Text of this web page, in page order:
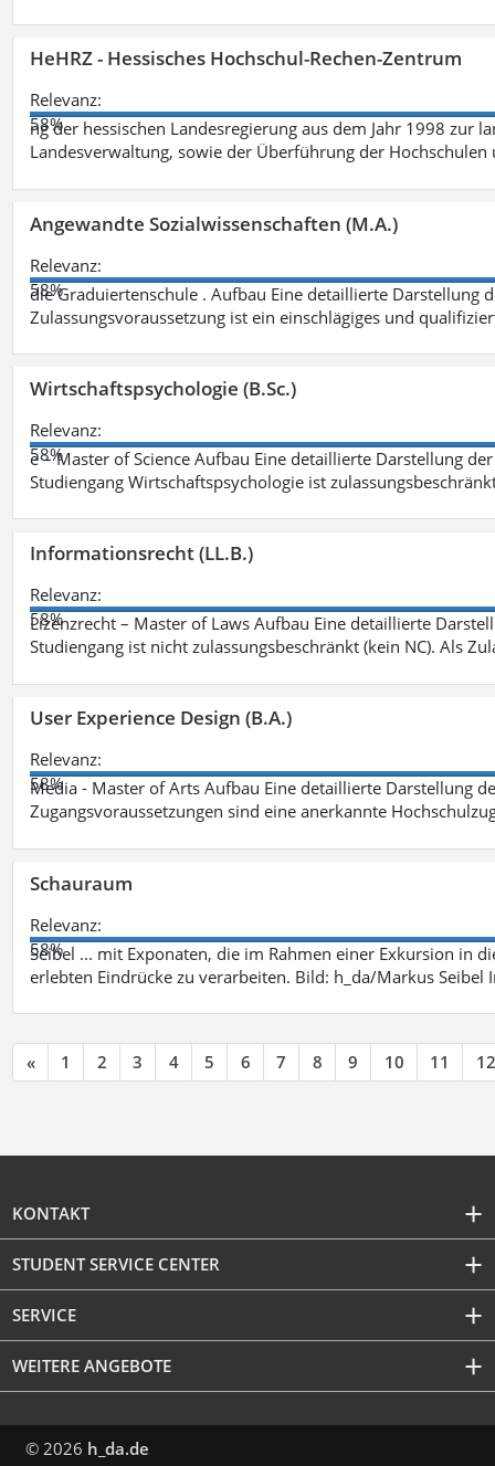
HeHRZ - Hessisches Hochschul-Rechen-Zentrum
Relevanz:
58%
ng der hessischen Landesregierung aus dem Jahr 1998 zur
Landesverwaltung, sowie der Überführung der
Angewandte Sozialwissenschaften (M.A.)
Relevanz:
58%
die Graduiertenschule . Aufbau Eine detaillierte Darstellung
Zulassungsvoraussetzung ist ein einschlägiges und
Wirtschaftspsychologie (B.Sc.)
Relevanz:
58%
e – Master of Science Aufbau Eine detaillierte Darstellung
Studiengang Wirtschaftspsychologie ist
Informationsrecht (LL.B.)
Relevanz:
58%
Lizenzrecht – Master of Laws Aufbau Eine detaillierte
Studiengang ist nicht zulassungsbeschränkt (kein NC). Als
User Experience Design (B.A.)
Relevanz:
58%
Media - Master of Arts Aufbau Eine detaillierte Darstellung
Zugangsvoraussetzungen sind eine anerkannte
Schauraum
Relevanz:
58%
Seibel ... mit Exponaten, die im Rahmen einer Exkursion in
erlebten Eindrücke zu verarbeiten. Bild: h_da/Markus Seibel
« 1 2 3 4 5 6 7 8 9 10 11 12
KONTAKT
STUDENT SERVICE CENTER
SERVICE
WEITERE ANGEBOTE
© 2026 h_da.de